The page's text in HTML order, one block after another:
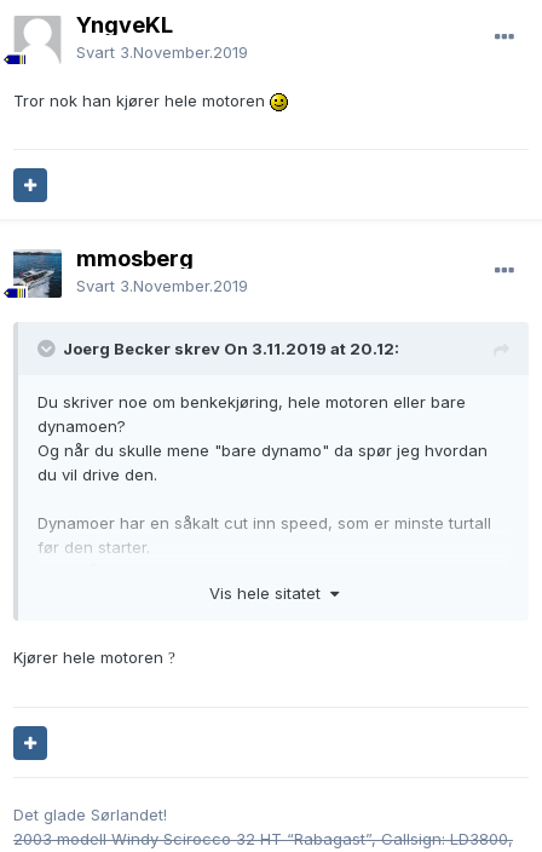
YngveKL
Svart 3.November.2019
Tror nok han kjører hele motoren
mmosberg
Svart 3.November.2019
Joerg Becker skrev On 3.11.2019 at 20.12:
Du skriver noe om benkekjøring, hele motoren eller bare
dynamoen?
Og når du skulle mene "bare dynamo" da spør jeg hvordan
du vil drive den.
Dynamoer har en såkalt cut inn speed, som er minste turtall
før den starter.
for så å måtte finne ut hva motvirkende dreiemoment betyr
asap, og er ikke helt ufarlig heller.
Bare en liten henvisning.
Vis hele sitatet
Kjører hele motoren ?
Det glade Sørlandet!
2003 modell Windy Scirocco 32 HT “Rabagast”, Callsign: LD3800,